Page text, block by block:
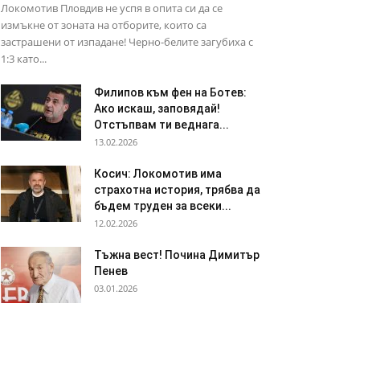
Локомотив Пловдив не успя в опита си да се
измъкне от зоната на отборите, които са
застрашени от изпадане! Черно-белите загубиха с
1:3 като...
Филипов към фен на Ботев:
Ако искаш, заповядай!
Отстъпвам ти веднага...
13.02.2026
Косич: Локомотив има
страхотна история, трябва да
бъдем труден за всеки...
12.02.2026
Тъжна вест! Почина Димитър
Пенев
03.01.2026